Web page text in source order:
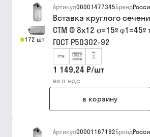
172 шт
Артикул00001477345Бренд
Вставка круглого
СТМ Ф 8х12 φ=15º φ1=45º
ГОСТ Р50302-92
1 149,24 ₽/шт
вкл ндс
в корзину
Артикул00001167192Бренд